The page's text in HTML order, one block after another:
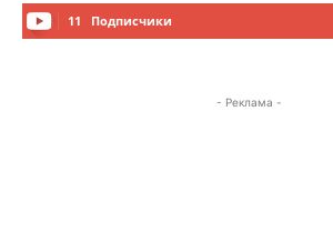
11 Подписчики
- Реклама -